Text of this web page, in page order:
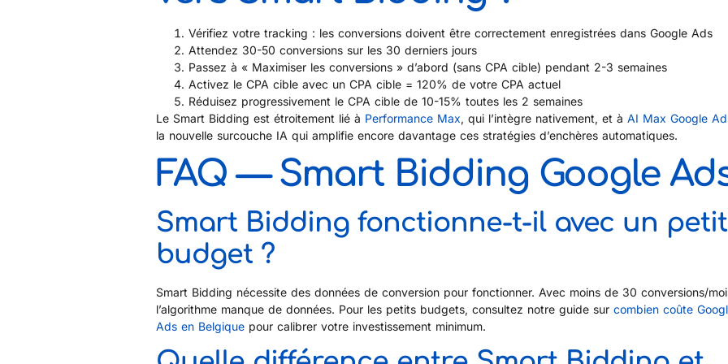
Vérifiez votre tracking : les conversions doivent être correctement enregistrées dans Google Ads
Attendez 30-50 conversions sur les 30 derniers jours
Passez à « Maximiser les conversions » d’abord (sans CPA cible) pendant 2-3 semaines
Activez le CPA cible avec un CPA cible = 120% de votre CPA actuel
Réduisez progressivement le CPA cible de 10-15% toutes les 2 semaines
Le Smart Bidding est étroitement lié à Performance Max, qui l’intègre nativement, et à AI Max Google
la nouvelle surcouche IA qui amplifie encore davantage ces stratégies d’enchères automatiques.
FAQ — Smart Bidding Google
Smart Bidding fonctionne-t-il avec un petit
budget ?
Smart Bidding nécessite des données de conversion pour fonctionner. Avec moins de 30 conversions/
l’algorithme manque de données. Pour les petits budgets, consultez notre guide sur combien coûte
Ads en Belgique pour calibrer votre investissement minimum.